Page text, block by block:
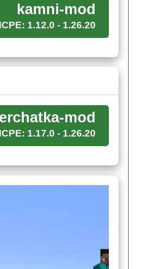
Одно из самых
kamni-mod
1.12.0 - 1.26.20
mod
1.17.0 - 1.26.20